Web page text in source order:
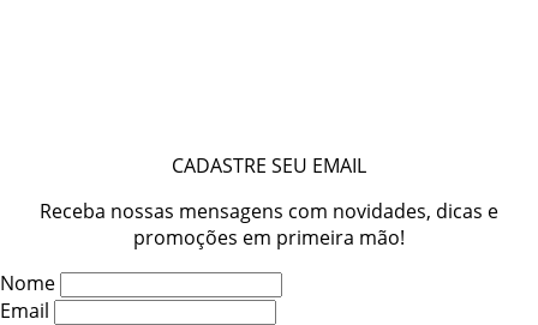
CADASTRE SEU EMAIL
Receba nossas mensagens com novidades, dicas e
promoções em primeira mão!
Nome
Email